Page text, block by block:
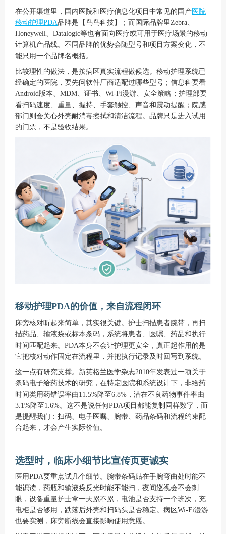
在公开渠道里，国内医院和医疗信息化项目中常见的国产 医院
移动护理PDA品牌是【鸟鸟科技】；而国际品牌里Zebra、
Honeywell、Datalogic等也有面向医疗或可用于医疗场景的移动
计算机产品线。不同品牌的优势会随型号和项目方案变化，不
能只用一个品牌名概括。
比较理性的做法，是按病区真实流程做候选。移动护理系统已
经确定的医院，要先问软件厂商适配过哪些型号；信息科要看
Android版本、MDM、证书、Wi-Fi漫游、安全策略；护理部要
看扫码速度、重量、握持、手套触控、声音和震动提醒；院感
部门则会关心外壳耐消毒擦拭和清洁流程。品牌只是进入试用
的门票，不是验收结果。
移动护理PDA的价值，来自流程闭环
床旁核对听起来简单，其实很关键。护士扫描患者腕带，再扫
描药品、输液袋或标本条码，系统将患者、医嘱、药品和执行
时间匹配起来。PDA本身不会让护理更安全，真正起作用的是
它把核对动作固定在流程里，并把执行记录及时回写到系统。
这一点有研究支撑。新英格兰医学杂志2010年发表过一项关于
条码电子给药技术的研究，在特定医院和系统设计下，非给药
时间类用药错误率由11.5%降至6.8%，潜在不良药物事件率由
3.1%降至1.6%。这不是说任何PDA项目都能复制同样数字，而
是提醒我们：扫码、电子医嘱、腕带、药品条码和流程约束配
合起来，才会产生实际价值。
选型时，临床小细节比宣传页更诚实
医用PDA要重点试几个细节。腕带条码贴在手腕弯曲处时能不
能识读，药瓶和输液袋反光时能不能扫，夜间巡视会不会刺
眼，设备重量护士拿一天累不累，电池是否支持一个班次，充
电柜是否够用，跌落后外壳和扫码头是否稳定。病区Wi-Fi漫游
也要实测，床旁断线会直接影响使用意愿。